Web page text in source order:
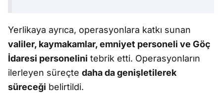
Yerlikaya ayrıca, operasyonlara katkı sunan
valiler, kaymakamlar, emniyet personeli ve Göç
İdaresi personelini tebrik etti. Operasyonların
ilerleyen süreçte daha da genişletilerek
süreceği belirtildi.